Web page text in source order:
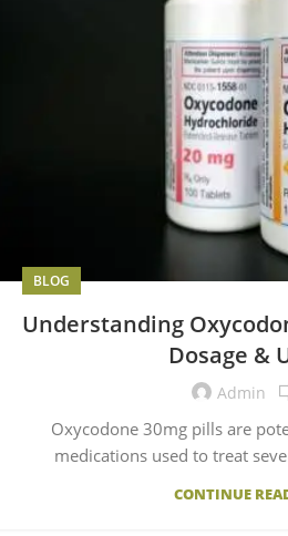
BLOG
Understanding
Dosage &
Admin
Oxycodone 30mg pills are
medications used to treat
CONTINUE